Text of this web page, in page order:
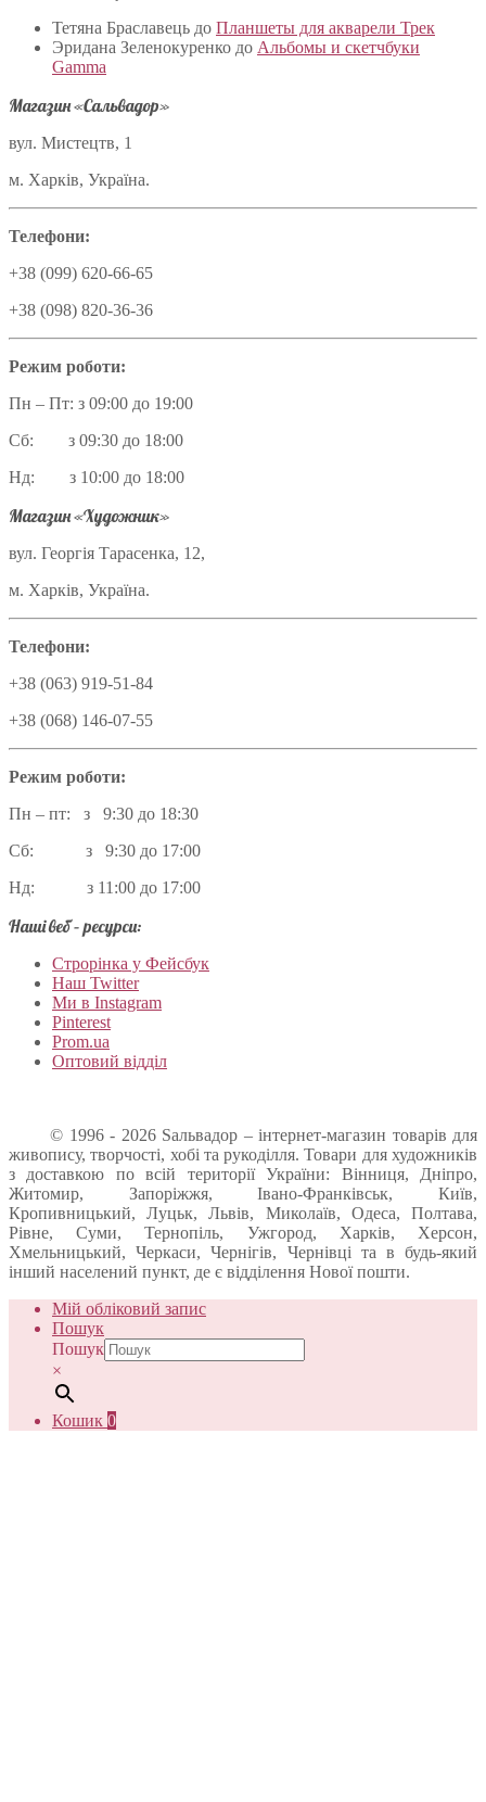
Тетяна Браславець до Планшеты для акварели Трек
Эридана Зеленокуренко до Альбомы и скетчбуки
Gamma
Магазин «Сальвадор»
вул. Мистецтв, 1
м. Харків, Україна.
Телефони:
+38 (099) 620-66-65
+38 (098) 820-36-36
Режим роботи:
Пн – Пт: з 09:00 до 19:00
Сб: з 09:30 до 18:00
Нд: з 10:00 до 18:00
Магазин «Художник»
вул. Георгія Тарасенка, 12,
м. Харків, Україна.
Телефони:
+38 (063) 919-51-84
+38 (068) 146-07-55
Режим роботи:
Пн – пт: з 9:30 до 18:30
Сб: з 9:30 до 17:00
Нд: з 11:00 до 17:00
Наші веб – ресурси:
Строрінка у Фейсбук
Наш Twitter
Ми в Instagram
Pinterest
Prom.ua
Оптовий відділ
© 1996 - 2026 Sальвадор – інтернет-магазин товарів для
живопису, творчості, хобі та рукоділля. Товари для художників
з доставкою по всій території України: Вінниця, Дніпро,
Житомир, Запоріжжя, Івано-Франківськ, Київ,
Кропивницький, Луцьк, Львів, Миколаїв, Одеса, Полтава,
Рівне, Суми, Тернопіль, Ужгород, Харків, Херсон,
Хмельницький, Черкаси, Чернігів, Чернівці та в будь-який
інший населений пункт, де є відділення Нової пошти.
Мій обліковий запис
Пошук
Пошук
×
Кошик 0